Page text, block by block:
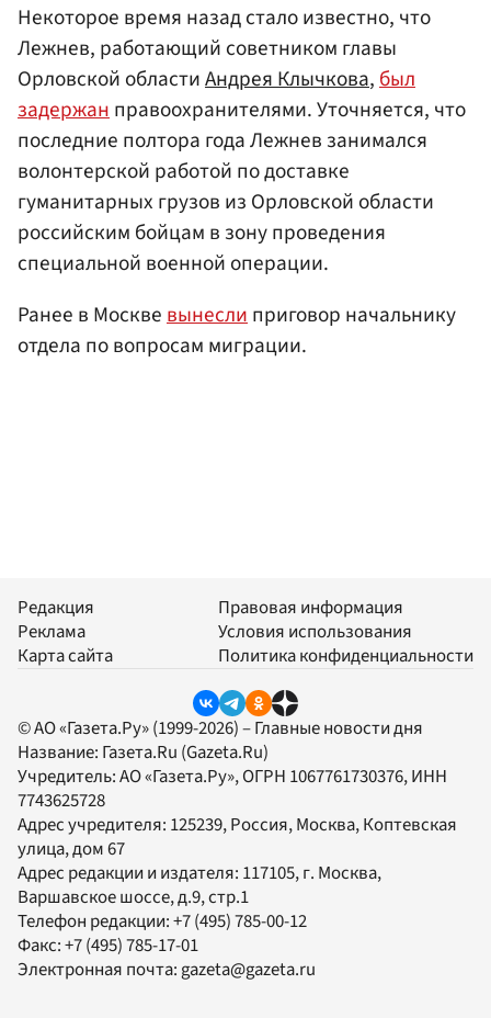
Некоторое время назад стало известно, что
Лежнев, работающий советником главы
Орловской областиАндрея Клычкова,был
задержанправоохранителями. Уточняется, что
последние полтора года Лежнев занимался
волонтерской работой по доставке
гуманитарных грузов из Орловской области
российским бойцам в зону проведения
специальной военной операции.
Ранее в Москвевынеслиприговор начальнику
отдела по вопросам миграции.
Редакция
Реклама
Карта сайта
Правовая информация
Условия использования
Политика конфиденциальности
© АО «Газета.Ру» (1999-2026) – Главные новости дня
Название: Газета.Ru (Gazeta.Ru)
Учредитель:АО «Газета.Ру», ОГРН 1067761730376, ИНН
7743625728
Адрес учредителя: 125239, Россия, Москва, Коптевская
улица, дом 67
Адрес редакции и издателя: 117105, г. Москва,
Варшавское шоссе, д.9, стр.1
Телефон редакции:+7 (495) 785-00-12
Факс:+7 (495) 785-17-01
Электронная почта:gazeta@gazeta.ru